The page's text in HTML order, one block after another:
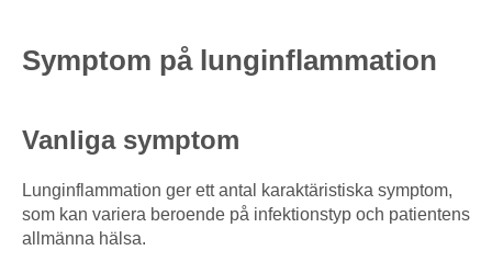
Symptom på lunginflammation
Vanliga symptom
Lunginflammation ger ett antal karaktäristiska symptom,
som kan variera beroende på infektionstyp och patientens
allmänna hälsa.